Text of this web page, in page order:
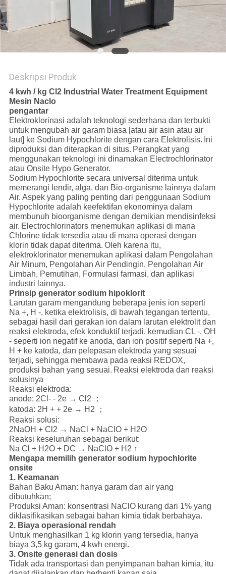
PRIBADI
Deskripsi Produk
4 kwh / kg Cl2 Industrial Water Treatment Equipment
Mesin Naclo
pengantar
Elektroklorinasi adalah teknologi sederhana dan terbukti
untuk mengubah air garam biasa [atau air asin atau air
laut] ke Sodium Hypochlorite dengan cara Elektrolisis. Ini
diproduksi dan diterapkan di situs. Perangkat yang
menggunakan teknologi ini dinamakan Electrochlorinator
atau Onsite Hypo Generator.
Sodium Hypochlorite secara universal diterima untuk
memerangi lendir, alga, dan Bio-organisme lainnya dalam
Air. Aspek yang paling penting dari penggunaan Sodium
Hypochlorite adalah keefektifan ekonominya dalam
membunuh bioorganisme dengan demikian mendisinfeksi
air. Electrochlorinators menemukan aplikasi di mana
Chlorine tidak tersedia atau di mana operasi dengan
klorin tidak dapat diterima. Oleh karena itu,
elektroklorinator menemukan aplikasi dalam Pengolahan
Air Minum, Pengolahan Air Pendingin, Pengolahan Air
Limbah, Pemutihan, Formulasi farmasi, dan aplikasi
industri lainnya.
Prinsip generator sodium hipoklorit
Larutan garam mengandung beberapa jenis ion seperti
Na +, H -, ketika elektrolisis, di bawah tegangan tertentu,
sebagai hasil dari gerakan ion dalam larutan elektrolit dan
reaksi elektroda, efek konduktif terjadi, kemudian CL -, OH
- seperti ion negatif ke anoda, dan ion positif seperti Na +,
H + ke katoda, dan pelepasan elektroda yang sesuai
terjadi, sehingga membawa pada reaksi REDOX,
produksi bahan yang sesuai. Reaksi elektroda dan reaksi
solusinya
Reaksi elektroda:
anode: 2Cl- - 2e → Cl2 ；
katoda: 2H + + 2e → H2 ；
Reaksi solusi:
2NaOH + Cl2 → NaCl + NaClO + H2O
Reaksi keseluruhan sebagai berikut:
Na Cl + H2O + DC → NaClO + H2 ↑
Mengapa memilih generator sodium hypochlorite
onsite
1. Keamanan
Bahan Baku Aman: hanya garam dan air yang
dibutuhkan;
Produksi Aman: konsentrasi NaClO kurang dari 1% yang
diklasifikasikan sebagai bahan kimia tidak berbahaya.
2. Biaya operasional rendah
Untuk menghasilkan 1 kg klorin yang tersedia, hanya
biaya 3,5 kg garam, 4 kwh energi.
3. Onsite generasi dan dosis
Tidak ada transportasi dan penyimpanan bahan kimia, itu